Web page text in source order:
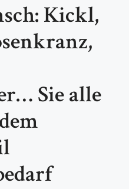
Kickl,
Sie alle